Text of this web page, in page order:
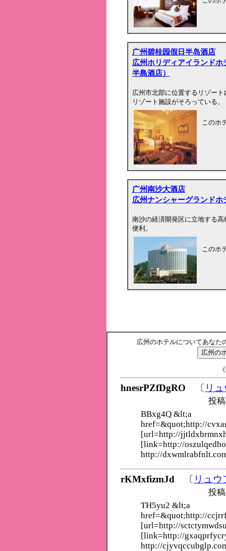
广州碧桂园假日半岛酒店
広州ホリディアイランド
半島酒店）
広州市北部に位置するリゾー
リゾート施設がそろっている。
このホ
广州南沙大酒店
広州ナンシャーグランド
南沙の経済開発区に立地する
便利。
このホ
広州のホテルについてあなた
hnesrPZfDgRO 〔 リ
投
BBxg4Q &lt;a
href=&quot;http://
[url=http://
[link=http://
http://
rKMxfizmJd 〔 リュ
投
TH5yu2 &lt;a
href=&quot;http://
[url=http://
[link=http://
http://